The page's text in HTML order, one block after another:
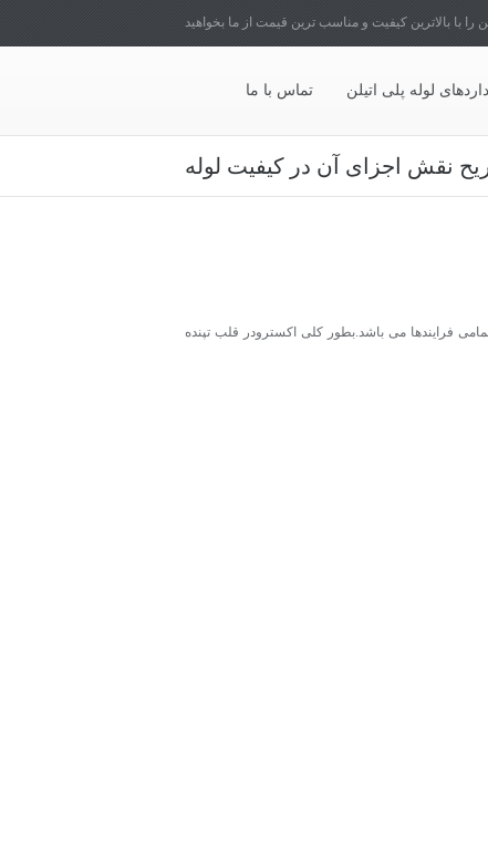
را با بالاترین کیفیت و مناسب ترین قیمت از ما بخواهید
لوله پلی اتیلن تماس با ما
نقش اجزای آن در کیفیت لوله
فرایندها می باشد.بطور کلی اکسترودر قلب تپنده